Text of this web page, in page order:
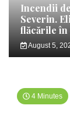
Incendii
Severin.
flăcările în
August 5,
4 Minutes